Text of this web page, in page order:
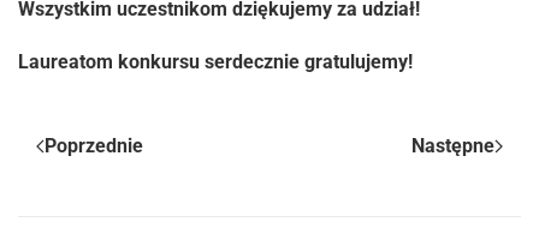
Wszystkim uczestnikom dziękujemy za udział!
Laureatom konkursu serdecznie gratulujemy!
Poprzednie Następne